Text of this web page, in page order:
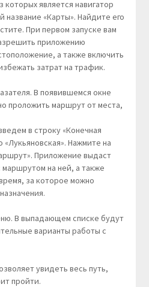
является навигатор
«Карты». Найдите его
При первом запуске вам
приложению
а также включить
затрат на трафик.
В появившемся окне
проложить маршрут от места,
в строку «Конечная
Нажмите на
Приложение выдаст
на ней, а также
за которое можно
В выпадающем списке будут
варианты работы с
увидеть весь путь,
пройти.